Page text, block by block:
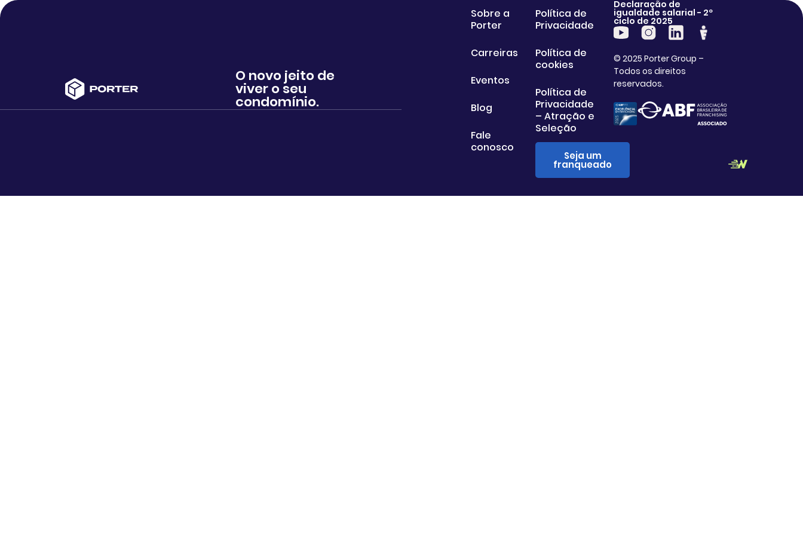
O novo jeito de
viver o seu
condomínio.
Sobre a
Porter
Carreiras
Eventos
Blog
Fale
conosco
Política de
Privacidade
Política de
cookies
Política de
Privacidade
– Atração e
Seleção
Seja um
franqueado
Declaração de
igualdade salarial - 2º
ciclo de 2025
© 2025 Porter Group –
Todos os direitos
reservados.